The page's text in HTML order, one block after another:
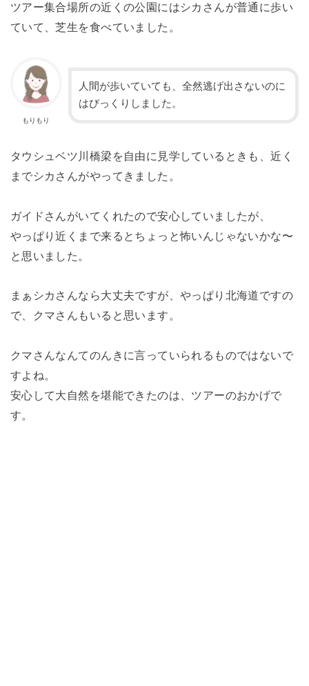
ツアー集合場所の近くの公園にはシカさんが普通に歩い
ていて、芝生を食べていました。
もりもり
人間が歩いていても、全然逃げ出さないのに
はびっくりしました。
タウシュベツ川橋梁を自由に見学しているときも、近く
までシカさんがやってきました。
ガイドさんがいてくれたので安心していましたが、
やっぱり近くまで来るとちょっと怖いんじゃないかな〜
と思いました。
まぁシカさんなら大丈夫ですが、やっぱり北海道ですの
で、クマさんもいると思います。
クマさんなんてのんきに言っていられるものではないで
すよね。
安心して大自然を堪能できたのは、ツアーのおかげで
す。